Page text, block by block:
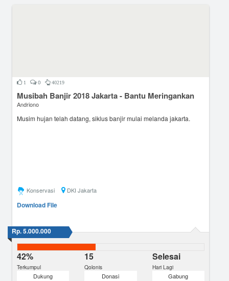
1 0 40219
Musibah Banjir 2018 Jakarta - Bantu Meringankan
Andriono
Musim hujan telah datang, siklus banjir mulai melanda jakarta.
Konservasi DKI Jakarta
Download File
Rp. 5.000.000
42%
Terkumpul
15
Qolonis
Selesai
Hari Lagi
Dukung Donasi Gabung